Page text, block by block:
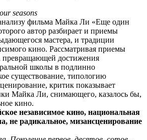
seasons
фильма Майка Ли «Еще один
автор разбирает и приемы
мастера, и традиции
кино. Рассматривая приемы
превращающей достижения
школы в подлинно
существование, типологию
критик показывает
Майка Ли, снимающего, казалось бы,
кино.
независимое кино, национальная
не радикальное, мизансценирование